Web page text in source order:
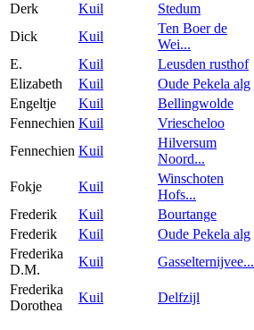
Derk
Kuil Stedum
Dick
Kuil
Ten Boer de
Wei...
E.
Kuil Leusden rusthof
Elizabeth
Kuil Oude Pekela alg
Engeltje
Kuil Bellingwolde
Fennechien Kuil Vriescheloo
Fennechien Kuil
Hilversum
Noord...
Fokje Kuil
Winschoten
Hofs...
Frederik
Kuil Bourtange
Frederik
Kuil Oude Pekela alg
Frederika
D.M.
Kuil Gasselternijvee...
Frederika
Dorothea
Kuil Delfzijl